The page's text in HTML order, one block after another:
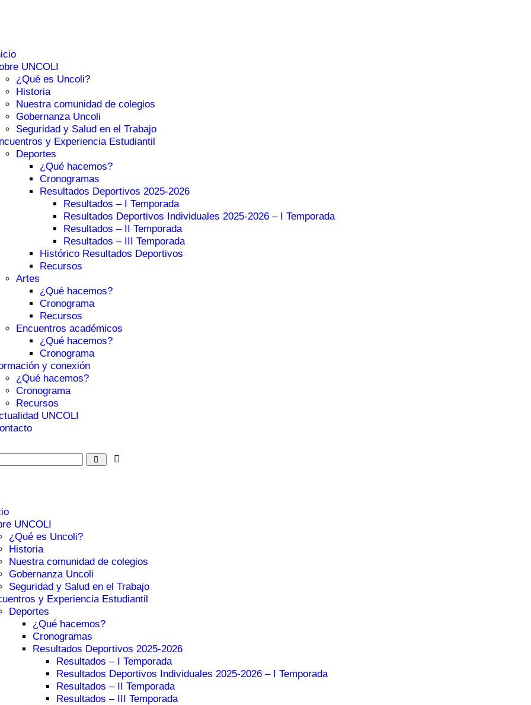
UNCOLI
¿Qué es Uncoli?
Historia
Nuestra comunidad de colegios
Gobernanza Uncoli
Seguridad y Salud en el Trabajo
y Experiencia Estudiantil
Deportes
¿Qué hacemos?
Cronogramas
Resultados Deportivos 2025-2026
Resultados – I Temporada
Resultados Deportivos Individuales 2025-2026 – I Temporada
Resultados – II Temporada
Resultados – III Temporada
Histórico Resultados Deportivos
Recursos
Artes
¿Qué hacemos?
Cronograma
Recursos
Encuentros académicos
¿Qué hacemos?
Cronograma
y conexión
¿Qué hacemos?
Cronograma
Recursos
UNCOLI
UNCOLI
¿Qué es Uncoli?
Historia
Nuestra comunidad de colegios
Gobernanza Uncoli
Seguridad y Salud en el Trabajo
y Experiencia Estudiantil
Deportes
¿Qué hacemos?
Cronogramas
Resultados Deportivos 2025-2026
Resultados – I Temporada
Resultados Deportivos Individuales 2025-2026 – I Temporada
Resultados – II Temporada
Resultados – III Temporada